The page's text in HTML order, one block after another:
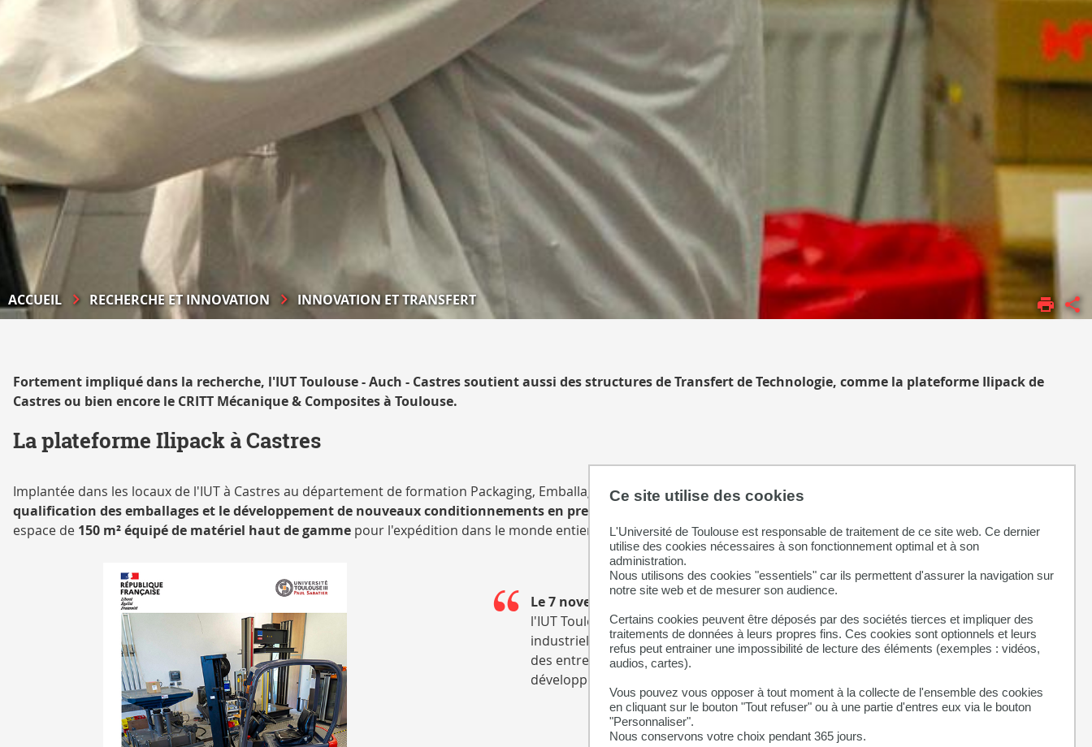
Ce site utilise des cookies
L'Université de Toulouse est responsable de traitement de ce site web. Ce dernier
utilise des cookies nécessaires à son fonctionnement optimal et à son
administration.
Nous utilisons des cookies "essentiels" car ils permettent d'assurer la navigation sur
notre site web et de mesurer son audience.
Certains cookies peuvent être déposés par des sociétés tierces et impliquer des
traitements de données à leurs propres fins. Ces cookies sont optionnels et leurs
refus peut entrainer une impossibilité de lecture des éléments (exemples : vidéos,
audios, cartes).
Vous pouvez vous opposer à tout moment à la collecte de l'ensemble des cookies
en cliquant sur le bouton "Tout refuser" ou à une partie d'entres eux via le bouton
"Personnaliser".
Nous conservons votre choix pendant 365 jours.
ACCUEIL RECHERCHE ET INNOVATION INNOVATION ET TRANSFERT
Fortement impliqué dans la recherche, l'IUT Toulouse - Auch - Castres soutient aussi des structures de Transfert de Technologie, comme la plateforme Ilipack de
Castres ou bien encore le CRITT Mécanique & Composites à Toulouse.
La plateforme Ilipack à Castres
Implantée dans les locaux de l'IUT à Castres au département de formation Packaging, Emballage et Conditionnement,cette plateforme accompagne les entreprises dans la
qualification des emballages et le développement de nouveaux conditionnements en prestation sur mesure et normées
espace de 150 m² équipé de matériel haut de gamme pour l'expédition dans le monde entier pour des colis pouvant aller jusqu'à 2 tonnes.
Le 7 novembre 2024 la plateforme Ilipack a fêté ses 10 ans
l'IUT Toulouse - Auch - Castres a organisé un événement réunissant des
industriels partenaires du secteur pour célébrer 10 ans d'expertise au service
des entreprises, de la qualification, de l'optimisation des emballages et du
développement des nouveaux conditionnements.